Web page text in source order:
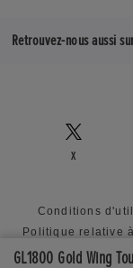
GL1800 Gold Wing
Retrouvez-nous aussi
X
Conditions
Politique relative
Lancement